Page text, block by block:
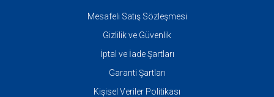
Mesafeli Satış Sözleşmesi
Gizlilik ve Güvenlik
İptal ve İade Şartları
Garanti Şartları
Kişisel Veriler Politikası